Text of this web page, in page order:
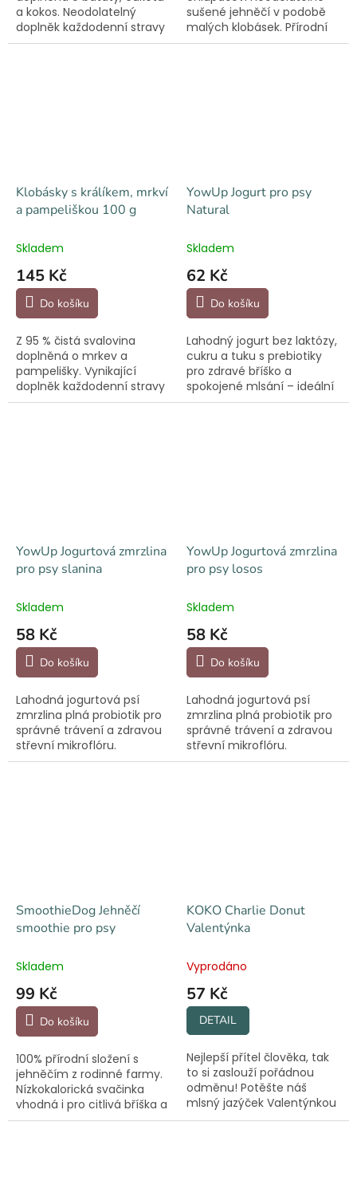
a kokos. Neodolatelný
doplněk každodenní stravy
v human grade kvalitě.
sušené jehněčí v podobě
malých klobásek. Přírodní
složení a potravinářská
Klobásky s králíkem, mrkví
a pampeliškou 100 g
Skladem
145 Kč
Do košíku
Z 95 % čistá svalovina
doplněná o mrkev a
pampelišky. Vynikající
doplněk každodenní stravy
s lehce stravitelnými
YowUp Jogurt pro psy
Natural
Skladem
62 Kč
Do košíku
Lahodný jogurt bez laktózy,
cukru a tuku s prebiotiky
pro zdravé bříško a
spokojené mlsání – ideální
doplněk stravy i chutná
YowUp Jogurtová zmrzlina
pro psy slanina
Skladem
58 Kč
Do košíku
Lahodná jogurtová psí
zmrzlina plná probiotik pro
správné trávení a zdravou
střevní mikroflóru.
Neobsahuje laktózu.
YowUp Jogurtová zmrzlina
pro psy losos
Skladem
58 Kč
Do košíku
Lahodná jogurtová psí
zmrzlina plná probiotik pro
správné trávení a zdravou
střevní mikroflóru.
Neobsahuje laktózu.
SmoothieDog Jehněčí
smoothie pro psy
Skladem
99 Kč
Do košíku
100% přírodní složení s
jehněčím z rodinné farmy.
Nízkokalorická svačinka
vhodná i pro citlivá bříška a
tlouštíky.
KOKO Charlie Donut
Valentýnka
Vyprodáno
57 Kč
DETAIL
Nejlepší přítel člověka, tak
to si zaslouží pořádnou
odměnu! Potěšte náš
mlsný jazýček Valentýnkou
z hovězího masíčka.